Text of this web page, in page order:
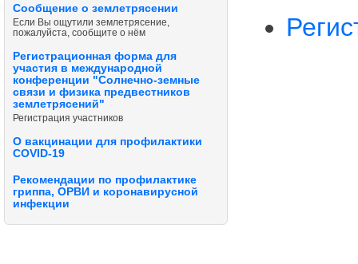
Сообщение о землетрясении
Если Вы ощутили землетрясение,
пожалуйста, сообщите о нём
Регистрационная форма для
участия в международной
конференции "Солнечно-земные
связи и физика предвестников
землетрясений"
Регистрация участников
О вакцинации для профилактики
COVID-19
Рекомендации по профилактике
гриппа, ОРВИ и коронавирусной
инфекции